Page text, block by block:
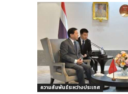
ความสัมพันธ์ระหว่างประเทศ